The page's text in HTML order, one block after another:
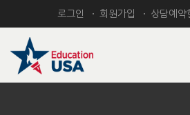
로그인 회원가입 상담예약